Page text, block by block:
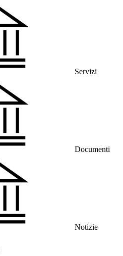
Servizi
Documenti
Notizie